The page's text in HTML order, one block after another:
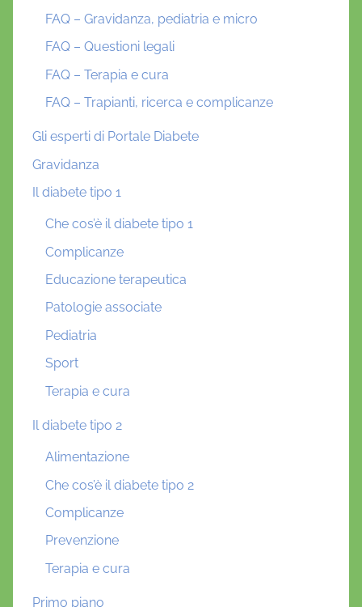
FAQ – Gravidanza, pediatria e micro
FAQ – Questioni legali
FAQ – Terapia e cura
FAQ – Trapianti, ricerca e complicanze
Gli esperti di Portale Diabete
Gravidanza
Il diabete tipo 1
Che cos’è il diabete tipo 1
Complicanze
Educazione terapeutica
Patologie associate
Pediatria
Sport
Terapia e cura
Il diabete tipo 2
Alimentazione
Che cos’è il diabete tipo 2
Complicanze
Prevenzione
Terapia e cura
Primo piano